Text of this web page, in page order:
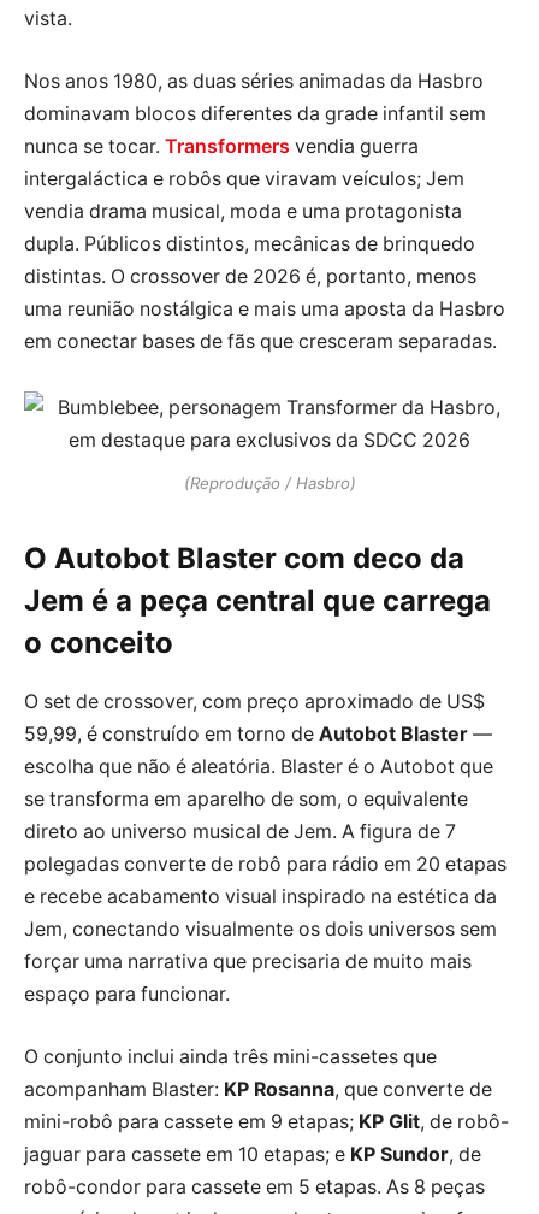
vista.
Nos anos 1980, as duas séries animadas da Hasbro
dominavam blocos diferentes da grade infantil sem
nunca se tocar. Transformers vendia guerra
intergaláctica e robôs que viravam veículos; Jem
vendia drama musical, moda e uma protagonista
dupla. Públicos distintos, mecânicas de brinquedo
distintas. O crossover de 2026 é, portanto, menos
uma reunião nostálgica e mais uma aposta da Hasbro
em conectar bases de fãs que cresceram separadas.
(Reprodução / Hasbro)
O Autobot Blaster com deco da
Jem é a peça central que carrega
o conceito
O set de crossover, com preço aproximado de US$
59,99, é construído em torno de Autobot Blaster —
escolha que não é aleatória. Blaster é o Autobot que
se transforma em aparelho de som, o equivalente
direto ao universo musical de Jem. A figura de 7
polegadas converte de robô para rádio em 20 etapas
e recebe acabamento visual inspirado na estética da
Jem, conectando visualmente os dois universos sem
forçar uma narrativa que precisaria de muito mais
espaço para funcionar.
O conjunto inclui ainda três mini-cassetes que
acompanham Blaster: KP Rosanna, que converte de
mini-robô para cassete em 9 etapas; KP Glit, de robô-
jaguar para cassete em 10 etapas; e KP Sundor, de
robô-condor para cassete em 5 etapas. As 8 peças